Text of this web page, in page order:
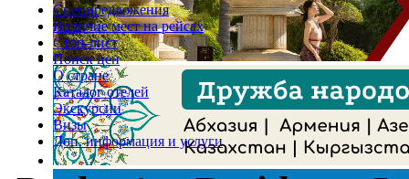
Спецпредложения
Наличие мест на рейсах
Стоп-лист
Поиск цен
О стране
Каталог отелей
Экскурсии
Визы
Доп. информация и услуги